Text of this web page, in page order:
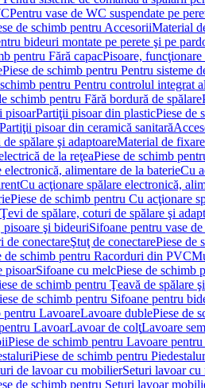
Pentru vase de WC suspendate pe
de schimb pentru AccesoriiMaterial
bideuri montate pe perete şi pe
pentru Fără capacPisoare,
Piese de schimb pentru Pentru sisteme
pentru Pentru controlul integrat
schimb pentru Fără bordură de spălare
pisoarPartiţii pisoar din plasticPiese de
pisoar din ceramică sanitară
spălare şi adaptoareMaterial de fixare
de la reţeaPiese de schimb
alimentare de la baterieCu
Cu acţionare spălare electronică,
Piese de schimb pentru Cu acţionare
Ţevi de spălare, coturi de spălare şi
şi bideuriSifoane pentru vase
de conectareŞtuţ de conectarePiese de
de schimb pentru Racorduri din PVC
pisoarSifoane cu melcPiese de schimb
de schimb pentru Ţeavă de spălare
de schimb pentru Sifoane pentru
pentru LavoareLavoare dublePiese de
LavoarLavoar de colţLavoare
Piese de schimb pentru Lavoare
Piese de schimb pentru
de lavoar cu mobilierSeturi lavoar
de schimb pentru Seturi lavoar